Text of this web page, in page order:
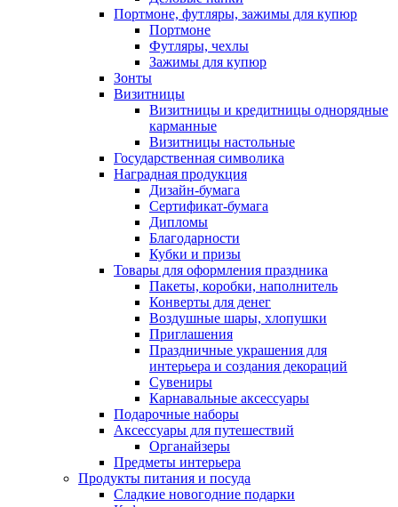
Портмоне, футляры, зажимы для купюр
Портмоне
Футляры, чехлы
Зажимы для купюр
Зонты
Визитницы
Визитницы и кредитницы однорядные
карманные
Визитницы настольные
Государственная символика
Наградная продукция
Дизайн-бумага
Сертификат-бумага
Дипломы
Благодарности
Кубки и призы
Товары для оформления праздника
Пакеты, коробки, наполнитель
Конверты для денег
Воздушные шары, хлопушки
Приглашения
Праздничные украшения для
интерьера и создания декораций
Сувениры
Карнавальные аксессуары
Подарочные наборы
Аксессуары для путешествий
Органайзеры
Предметы интерьера
Продукты питания и посуда
Сладкие новогодние подарки